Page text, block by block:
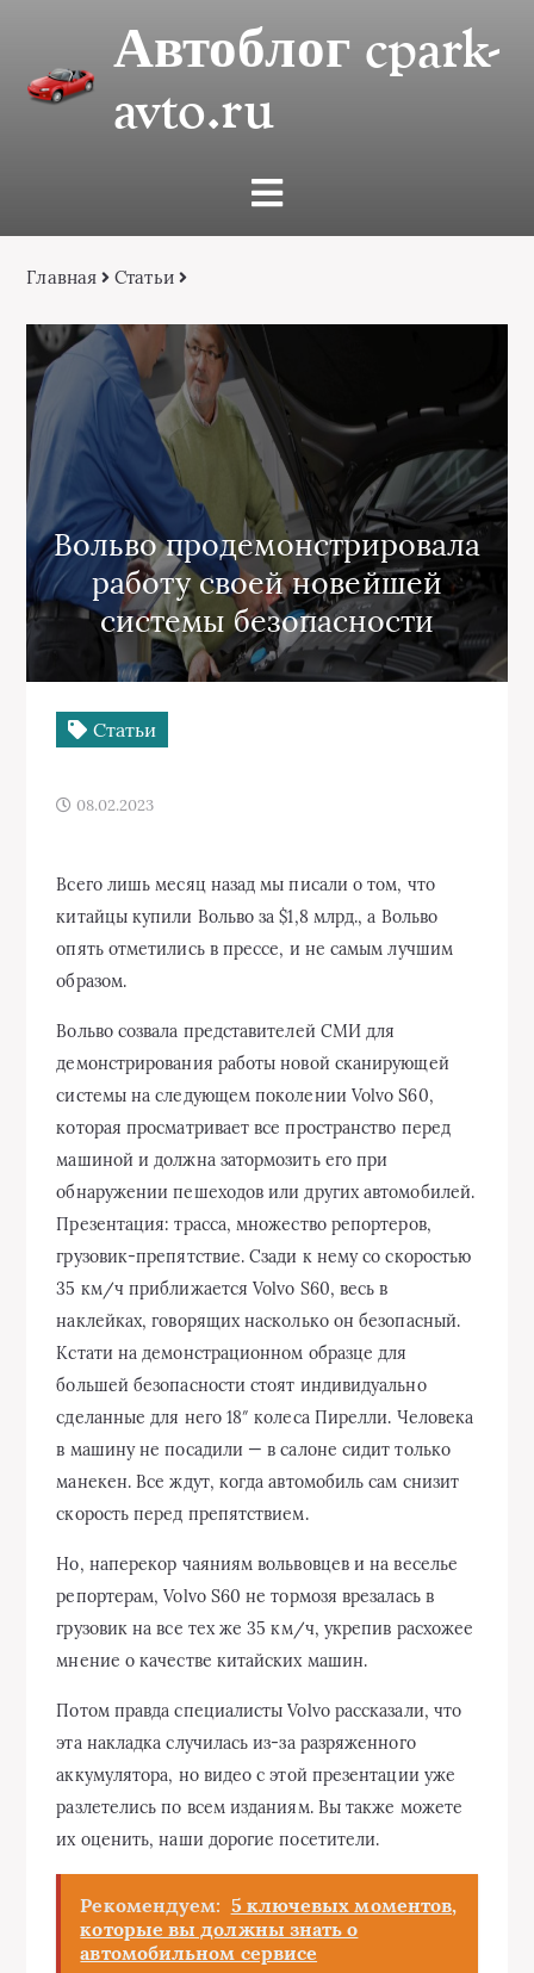
Автоблог cpark-
avto.ru
Главная Статьи
Вольво продемонстрировала
работу своей новейшей
системы безопасности
Статьи
08.02.2023
Всего лишь месяц назад мы писали о том, что
китайцы купили Вольво за $1,8 млрд., а Вольво
опять отметились в прессе, и не самым лучшим
образом.
Вольво созвала представителей СМИ для
демонстрирования работы новой сканирующей
системы на следующем поколении Volvo S60,
которая просматривает все пространство перед
машиной и должна затормозить его при
обнаружении пешеходов или других автомобилей.
Презентация: трасса, множество репортеров,
грузовик-препятствие. Сзади к нему со скоростью
35 км/ч приближается Volvo S60, весь в
наклейках, говорящих насколько он безопасный.
Кстати на демонстрационном образце для
большей безопасности стоят индивидуально
сделанные для него 18″ колеса Пирелли. Человека
в машину не посадили — в салоне сидит только
манекен. Все ждут, когда автомобиль сам снизит
скорость перед препятствием.
Но, наперекор чаяниям вольвовцев и на веселье
репортерам, Volvo S60 не тормозя врезалась в
грузовик на все тех же 35 км/ч, укрепив расхожее
мнение о качестве китайских машин.
Потом правда специалисты Volvo рассказали, что
эта накладка случилась из-за разряженного
аккумулятора, но видео с этой презентации уже
разлетелись по всем изданиям. Вы также можете
их оценить, наши дорогие посетители.
Рекомендуем: 5 ключевых моментов,
которые вы должны знать о
автомобильном сервисе